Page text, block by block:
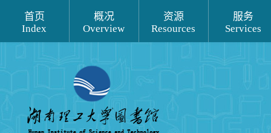
首页
Index
概况
Overview
资源
Resources
服务
Services